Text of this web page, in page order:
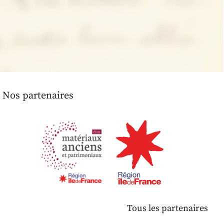
Nos partenaires
Tous les partenaires